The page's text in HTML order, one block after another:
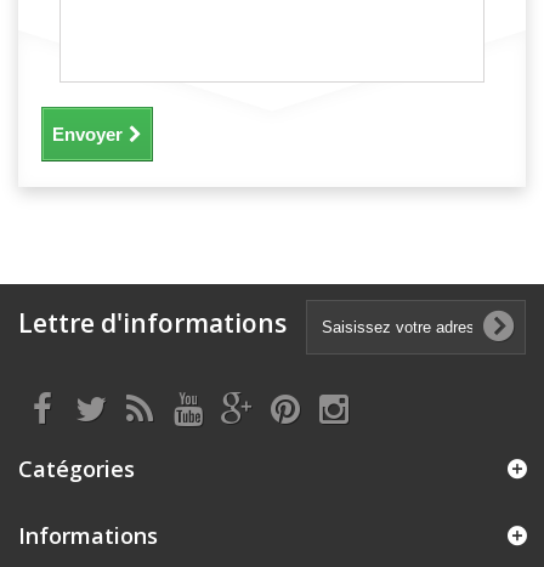
Envoyer
Lettre d'informations
Catégories
Informations